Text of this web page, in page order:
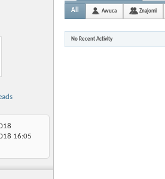
16:05
All Awuca Znajomi
No Recent Activity